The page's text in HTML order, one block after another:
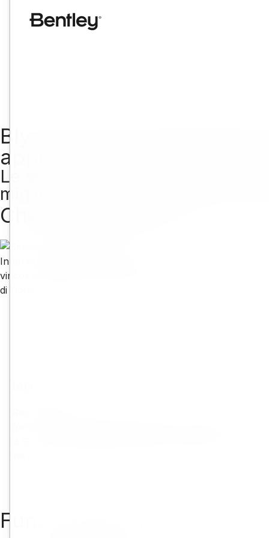
Blyncsy sta
approfondimenti basati
Le strade come non le hai mai
migliora l'efficienza e la
Che cos'è Blyncsy?
In un'epoca in cui le reti di trasporto sono più critiche che
vincoli di budget e dalla crescente domanda di strade più
di Google Street View, forniamo informazioni fruibili che
Funzionalità di Blyncsy